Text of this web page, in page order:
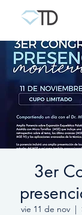
3er
vie 11 de nov
  |